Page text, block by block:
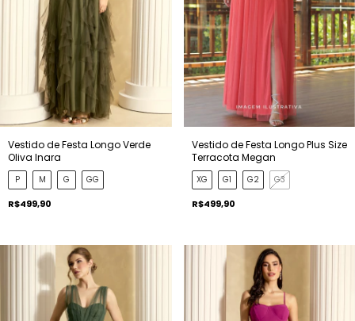
Vestido de Festa Longo Verde
Oliva Inara
P M G GG
R$499,90
Vestido de Festa Longo Plus Size
Terracota Megan
XG G1 G2 G3
R$499,90